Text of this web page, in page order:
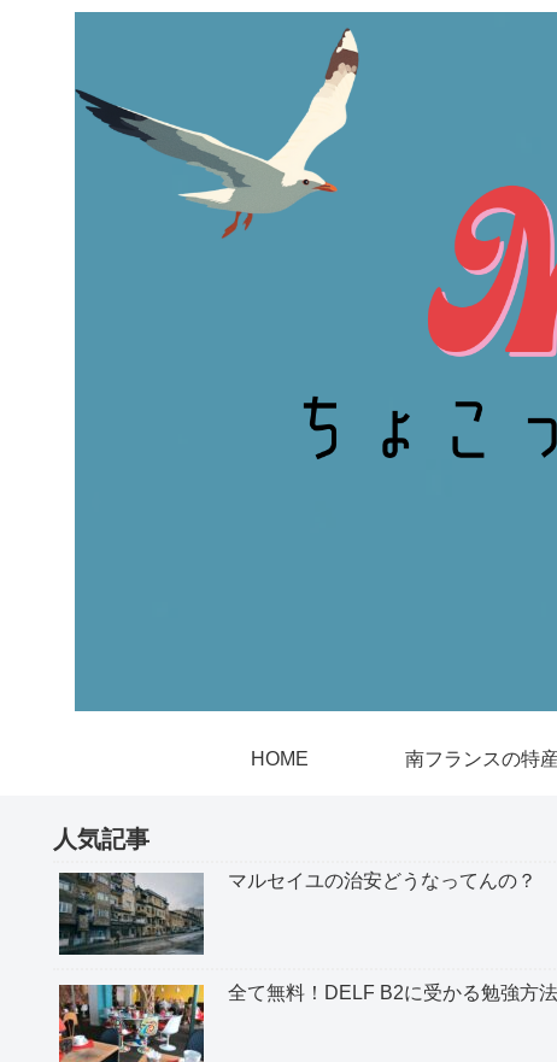
HOME 南フランスの特
人気記事
マルセイユの治安どうなってんの？
全て無料！DELF B2に受かる勉強方法